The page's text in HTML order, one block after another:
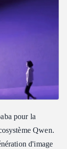
par étape
pour la
Qwen.
d'image